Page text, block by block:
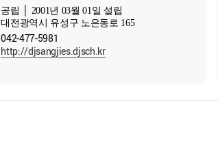
공립 │ 2001년 03월 01일 설립
대전광역시 유성구 노은동로 165
042-477-5981
http://djsangjies.djsch.kr